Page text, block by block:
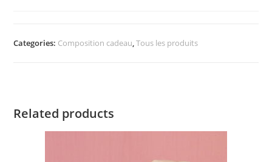
Categories: Composition cadeau,Tous les produits
Related products